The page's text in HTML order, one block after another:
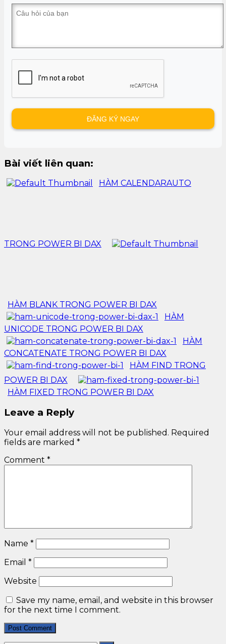
Bài viết liên quan:
HÀM CALENDARAUTO
TRONG POWER BI DAX
HÀM BLANK TRONG POWER BI DAX
HÀM
UNICODE TRONG POWER BI DAX
HÀM
CONCATENATE TRONG POWER BI DAX
HÀM FIND TRONG
POWER BI DAX
HÀM FIXED TRONG POWER BI DAX
Leave a Reply
Your email address will not be published. Required
fields are marked *
Comment *
Name *
Email *
Website
Save my name, email, and website in this browser
for the next time I comment.